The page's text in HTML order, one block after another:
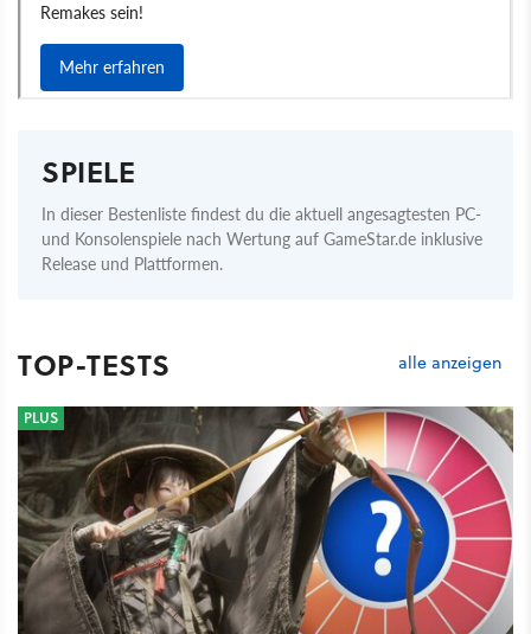
SPIELE
In dieser Bestenliste findest du die aktuell angesagtesten PC-
und Konsolenspiele nach Wertung auf GameStar.de inklusive
Release und Plattformen.
TOP-TESTS alle anzeigen
PLUS